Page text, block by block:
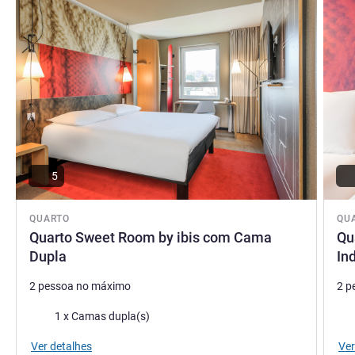
e recintos de entretenimento - estamos aqui para lhe
oferecer uma estadia inesquecível. A nossa simpática
equipa está pronta para o ajudar - basta pedir!
Wajid Muhammad, Gestão hoteleira
QUARTO
Quarto Sweet Room by ibis com Cama
Dupla
5
2 pessoa no máximo
Cama1 x Camas dupla(s)
Ver detalhes
2